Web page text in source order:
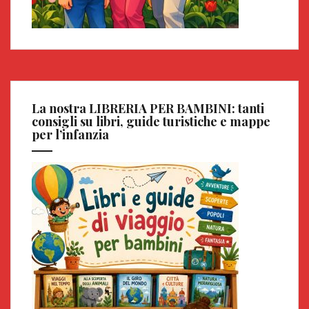
La nostra LIBRERIA PER BAMBINI: tanti
consigli su libri, guide turistiche e mappe
per l’infanzia